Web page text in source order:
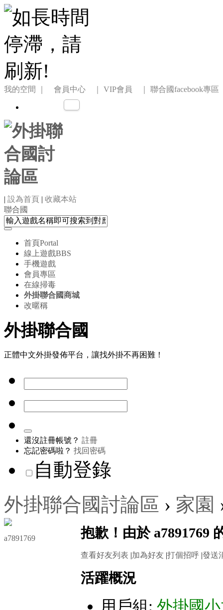
我的空間 ｜ 會員中心 ｜ VIP會員 ｜ 聯合國facebook專區
| 設為首頁 | 收藏本站
聯合國
首頁Portal
線上遊戲BBS
手機遊戲
會員專區
在線掃毒
外掛聯合國商城
改暱稱
外掛聯合國
正體中文外掛發佈平台，讓找外掛不再困難！
還沒註冊帳號？ 註冊
忘記密碼啦？ 找回密碼
自動登錄
外掛聯合國討論區 › 家園
a7891769 抱歉！由於 a7891769
查看好友列表 |加為好友 |打個招呼 |發送
活躍概況
用戶組: 外掛國